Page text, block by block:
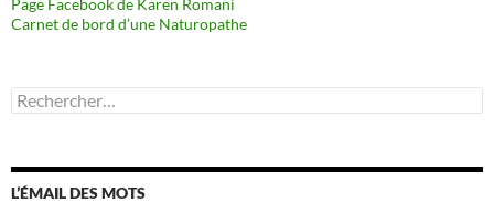
Carnet de bord d’une Naturopathe
Rechercher :
L’ÉMAIL DES MOTS